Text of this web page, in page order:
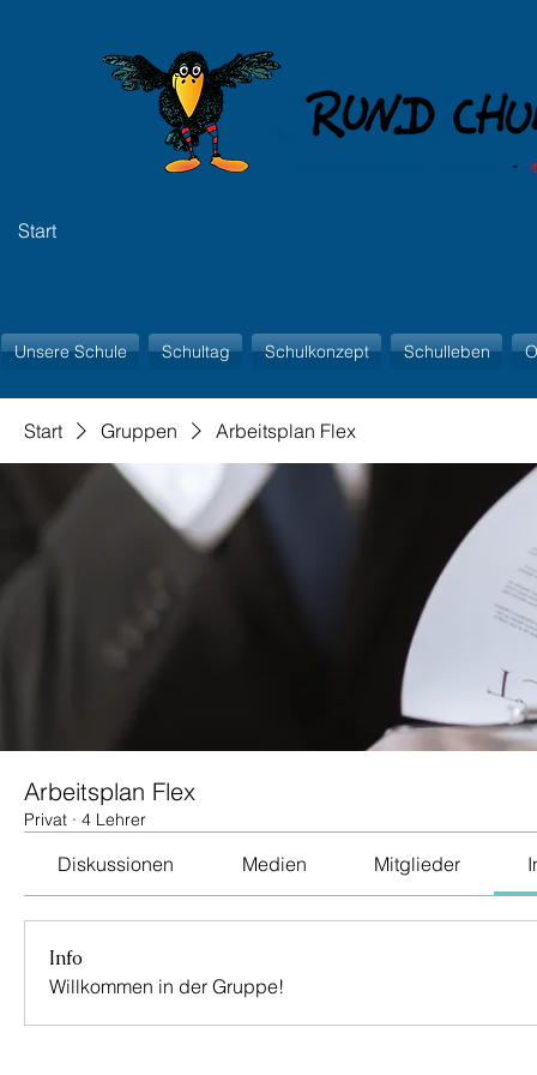
Start
Unsere Schule Schultag Schulkonzept Schulleben
Start Gruppen Arbeitsplan Flex
Arbeitsplan Flex
Privat · 4 Lehrer
Diskussionen Medien Mitglieder
Info
Willkommen in der Gruppe!